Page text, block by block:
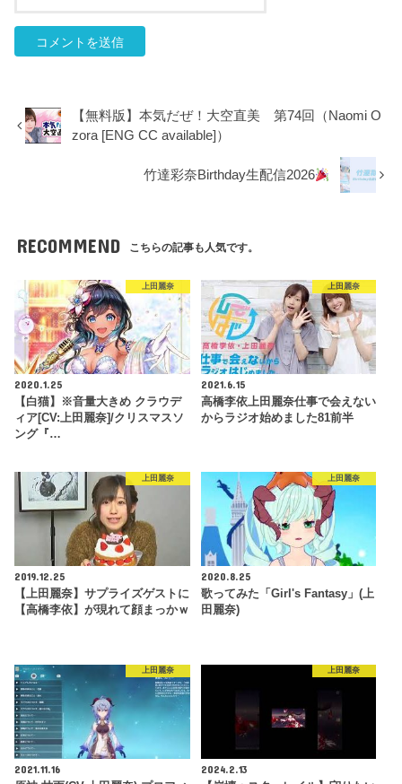
【無料版】本気だぜ！大空直美 第74回（Naomi O
zora [ENG CC available]）
竹達彩奈Birthday生配信2026
RECOMMEND こちらの記事も人気です。
上田麗奈
2020.1.25
【白猫】※音量大きめ クラウデ
ィア[CV:上田麗奈]/クリスマスソ
ング『…
上田麗奈
2021.6.15
高橋李依上田麗奈仕事で会えない
からラジオ始めました81前半
上田麗奈
2019.12.25
【上田麗奈】サプライズゲストに
【高橋李依】が現れて顔まっかｗ
上田麗奈
2020.8.25
歌ってみた「Girl's Fantasy」(上
田麗奈)
上田麗奈
2021.11.16
上田麗奈
2024.2.13